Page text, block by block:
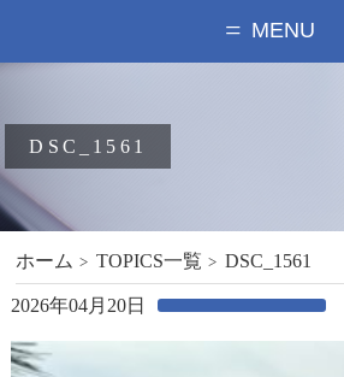
MENU
DSC_1561
ホーム TOPICS一覧 DSC_1561
2026年04月20日